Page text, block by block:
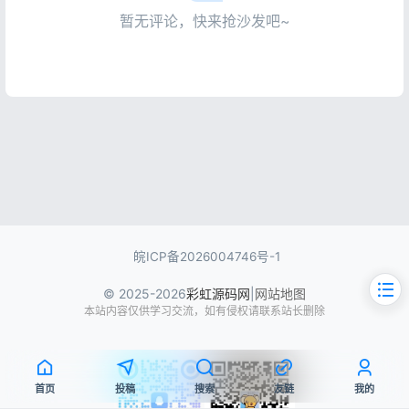
暂无评论，快来抢沙发吧~
皖ICP备2026004746号-1
© 2025-2026彩虹源码网 网站地图
本站内容仅供学习交流，如有侵权请联系站长删除
首页 投稿 搜索 友链 我的